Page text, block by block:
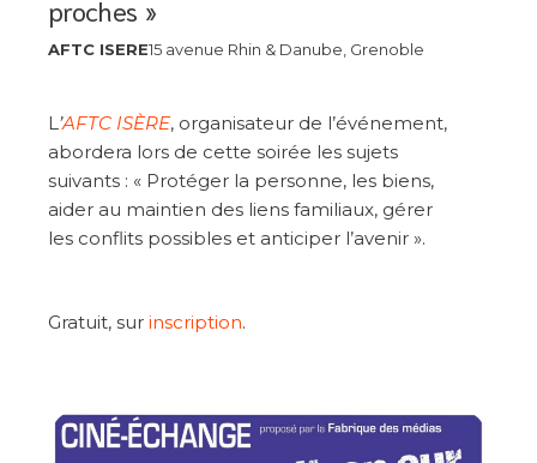
proches »
AFTC ISERE15 avenue Rhin & Danube, Grenoble
L’AFTC ISÈRE, organisateur de l’événement,
abordera lors de cette soirée les sujets
suivants : « Protéger la personne, les biens,
aider au maintien des liens familiaux, gérer
les conflits possibles et anticiper l’avenir ».
Gratuit, sur inscription.